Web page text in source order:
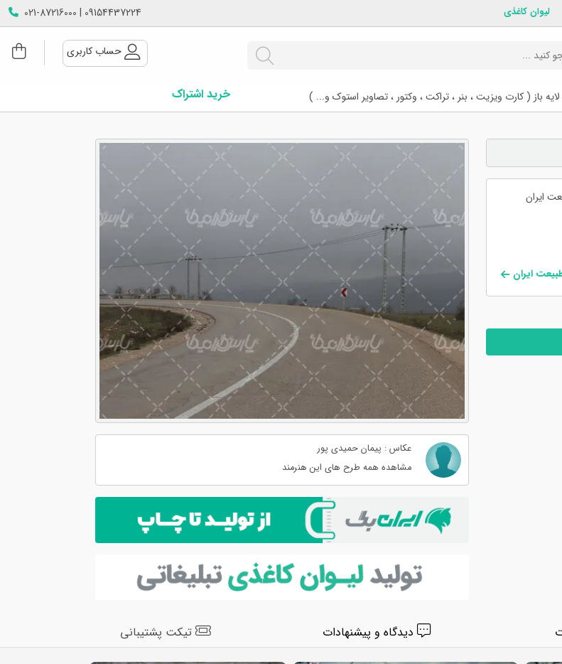
لیوان کاغذی 09154437224 | 021-87216000
حساب کاربری
باز ( کارت ویزیت ، بنر ، تراکت ، وکتور ، تصاویر استوک و... ) خرید اشتراک
ایران
ایران
عکاس : پیمان حمیدی پور
مشاهده همه طرح های این هنرمند
تیکت پشتیبانی